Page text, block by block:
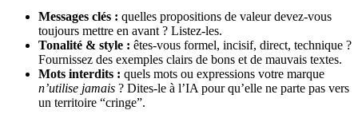
Messages clés : quelles propositions de valeur devez-vous
toujours mettre en avant ? Listez-les.
Tonalité & style : êtes-vous formel, incisif, direct, technique ?
Fournissez des exemples clairs de bons et de mauvais textes.
Mots interdits : quels mots ou expressions votre marque
n’utilise jamais ? Dites-le à l’IA pour qu’elle ne parte pas vers
un territoire “cringe”.